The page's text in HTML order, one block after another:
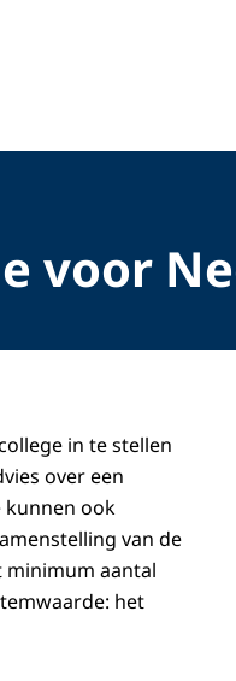
voor
in te stellen
over een
kunnen ook
van de
minimum aantal
het